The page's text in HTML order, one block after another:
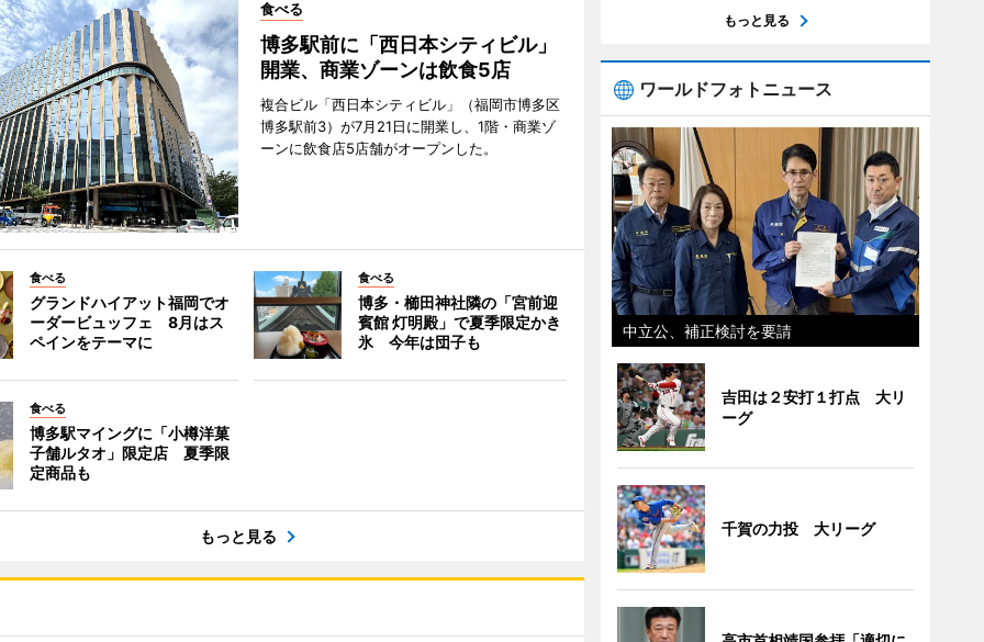
食べる
博多駅前に「西日本シティビル」
開業、商業ゾーンは飲食5店
複合ビル「西日本シティビル」（福岡市博多区
博多駅前3）が7月21日に開業し、1階・商業ゾ
ーンに飲食店5店舗がオープンした。
食べる
グランドハイアット福岡でオ
ーダービュッフェ 8月はス
ペインをテーマに
食べる
博多・櫛田神社隣の「宮前迎
賓館 灯明殿」で夏季限定かき
氷 今年は団子も
食べる
博多駅マイングに「小樽洋菓
子舗ルタオ」限定店 夏季限
定商品も
もっと見る
もっと見る
ワールドフォトニュース
中立公、補正検討を要請
吉田は２安打１打点 大リ
ーグ
千賀の力投 大リーグ